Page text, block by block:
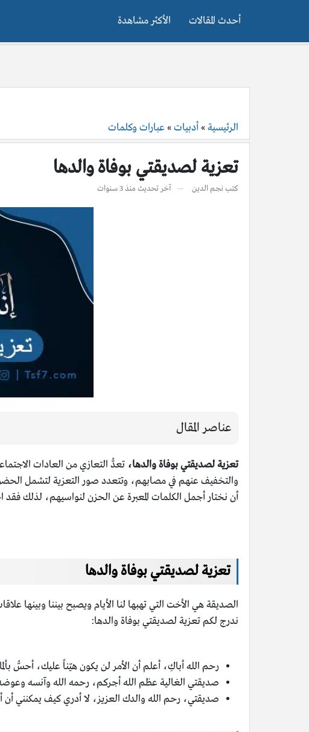
أحدث المقالات الأكثر مشاهدة
الرئيسية » أدبيات » عبارات وكلمات
تعزية لصديقتي بوفاة والدها
كتب نجم الدين آخر تحديث منذ 3 سنوات
عناصر المقال
تعزية لصديقتي بوفاة والدها، تعدُّ التعازي من العادات
والتخفيف عنهم في مصابهم، وتتعدد صور التعزية لتشمل الحضور
أن نختار أجمل الكلمات المعبرة عن الحزن لنواسيهم، لذلك فقد
تعزية لصديقتي بوفاة والدها
الصديقة هي الأخت التي تهبها لنا الأيام ويصبح بيننا وبينها
ندرج لكم تعزية لصديقتي بوفاة والدها:
رحم الله أباكِ، أعلم أن الأمر لن يكون هيّناً عليك، أحسُّ
صديقتي الغالية عظم الله أجركم، رحمه الله وآنسه
صديقتي، رحم الله والدك العزيز، لا أدري كيف يمكنني أن